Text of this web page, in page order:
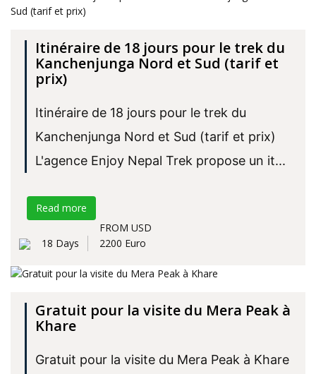
Itinéraire de 18 jours pour le trek du
Kanchenjunga Nord et Sud (tarif et
prix)
Itinéraire de 18 jours pour le trek du
Kanchenjunga Nord et Sud (tarif et prix)
L'agence Enjoy Nepal Trek propose un it...
Read more
18 Days
FROM USD
2200 Euro
Gratuit pour la visite du Mera Peak à
Khare
Gratuit pour la visite du Mera Peak à Khare